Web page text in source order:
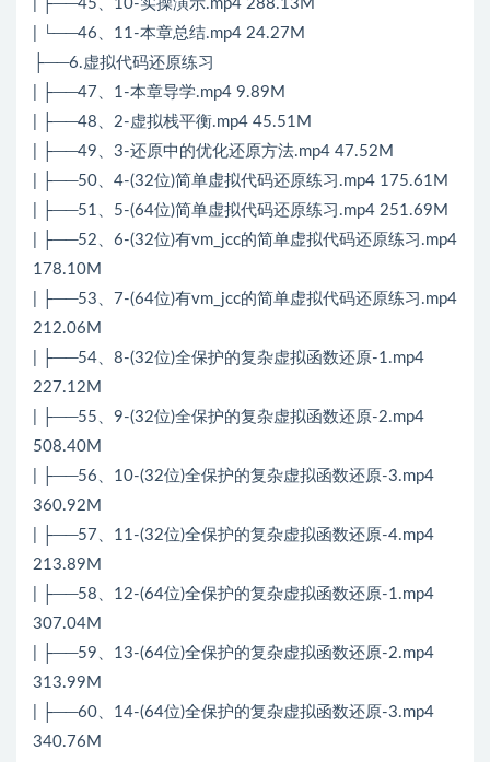
| ├──45、10-实操演示.mp4 288.13M
| └──46、11-本章总结.mp4 24.27M
├──6.虚拟代码还原练习
| ├──47、1-本章导学.mp4 9.89M
| ├──48、2-虚拟栈平衡.mp4 45.51M
| ├──49、3-还原中的优化还原方法.mp4 47.52M
| ├──50、4-(32位)简单虚拟代码还原练习.mp4 175.61M
| ├──51、5-(64位)简单虚拟代码还原练习.mp4 251.69M
| ├──52、6-(32位)有vm_jcc的简单虚拟代码还原练习.mp4
178.10M
| ├──53、7-(64位)有vm_jcc的简单虚拟代码还原练习.mp4
212.06M
| ├──54、8-(32位)全保护的复杂虚拟函数还原-1.mp4
227.12M
| ├──55、9-(32位)全保护的复杂虚拟函数还原-2.mp4
508.40M
| ├──56、10-(32位)全保护的复杂虚拟函数还原-3.mp4
360.92M
| ├──57、11-(32位)全保护的复杂虚拟函数还原-4.mp4
213.89M
| ├──58、12-(64位)全保护的复杂虚拟函数还原-1.mp4
307.04M
| ├──59、13-(64位)全保护的复杂虚拟函数还原-2.mp4
313.99M
| ├──60、14-(64位)全保护的复杂虚拟函数还原-3.mp4
340.76M